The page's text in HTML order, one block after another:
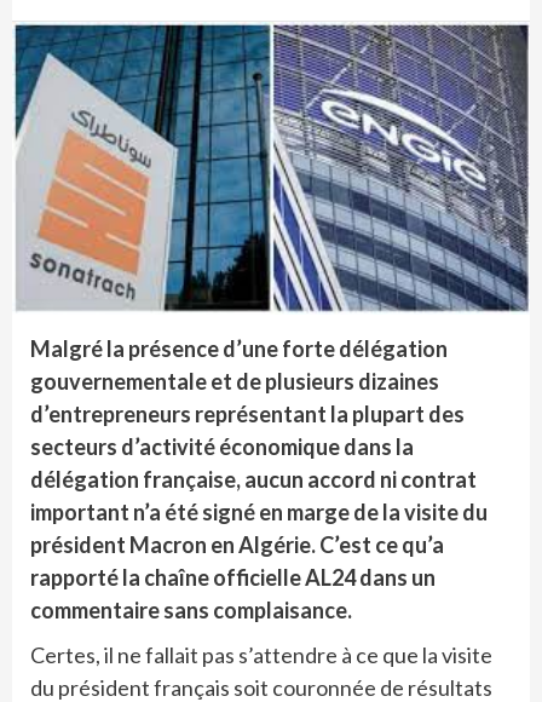
Malgré la présence d’une forte délégation
gouvernementale et de plusieurs dizaines
d’entrepreneurs représentant la plupart des
secteurs d’activité économique dans la
délégation française, aucun accord ni contrat
important n’a été signé en marge de la visite du
président Macron en Algérie. C’est ce qu’a
rapporté la chaîne officielle AL24 dans un
commentaire sans complaisance.
Certes, il ne fallait pas s’attendre à ce que la visite
du président français soit couronnée de résultats